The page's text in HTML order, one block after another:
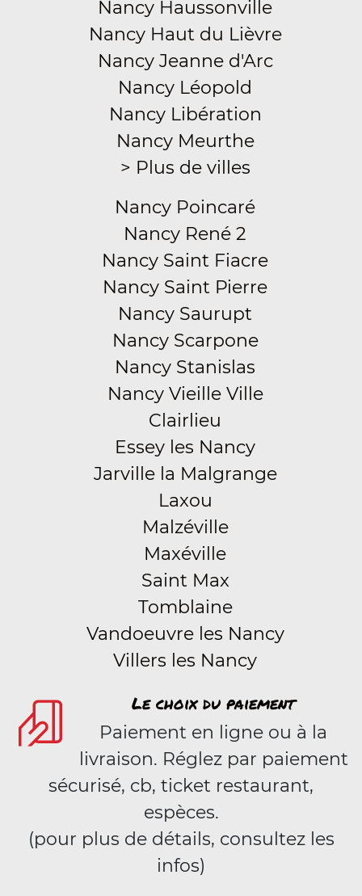
Nancy Haussonville
Nancy Haut du Lièvre
Nancy Jeanne d'Arc
Nancy Léopold
Nancy Libération
Nancy Meurthe
> Plus de villes
Nancy Poincaré
Nancy René 2
Nancy Saint Fiacre
Nancy Saint Pierre
Nancy Saurupt
Nancy Scarpone
Nancy Stanislas
Nancy Vieille Ville
Clairlieu
Essey les Nancy
Jarville la Malgrange
Laxou
Malzéville
Maxéville
Saint Max
Tomblaine
Vandoeuvre les Nancy
Villers les Nancy
Le choix du paiement
Paiement en ligne ou à la
livraison. Réglez par paiement
sécurisé, cb, ticket restaurant,
espèces.
(pour plus de détails, consultez les
infos)